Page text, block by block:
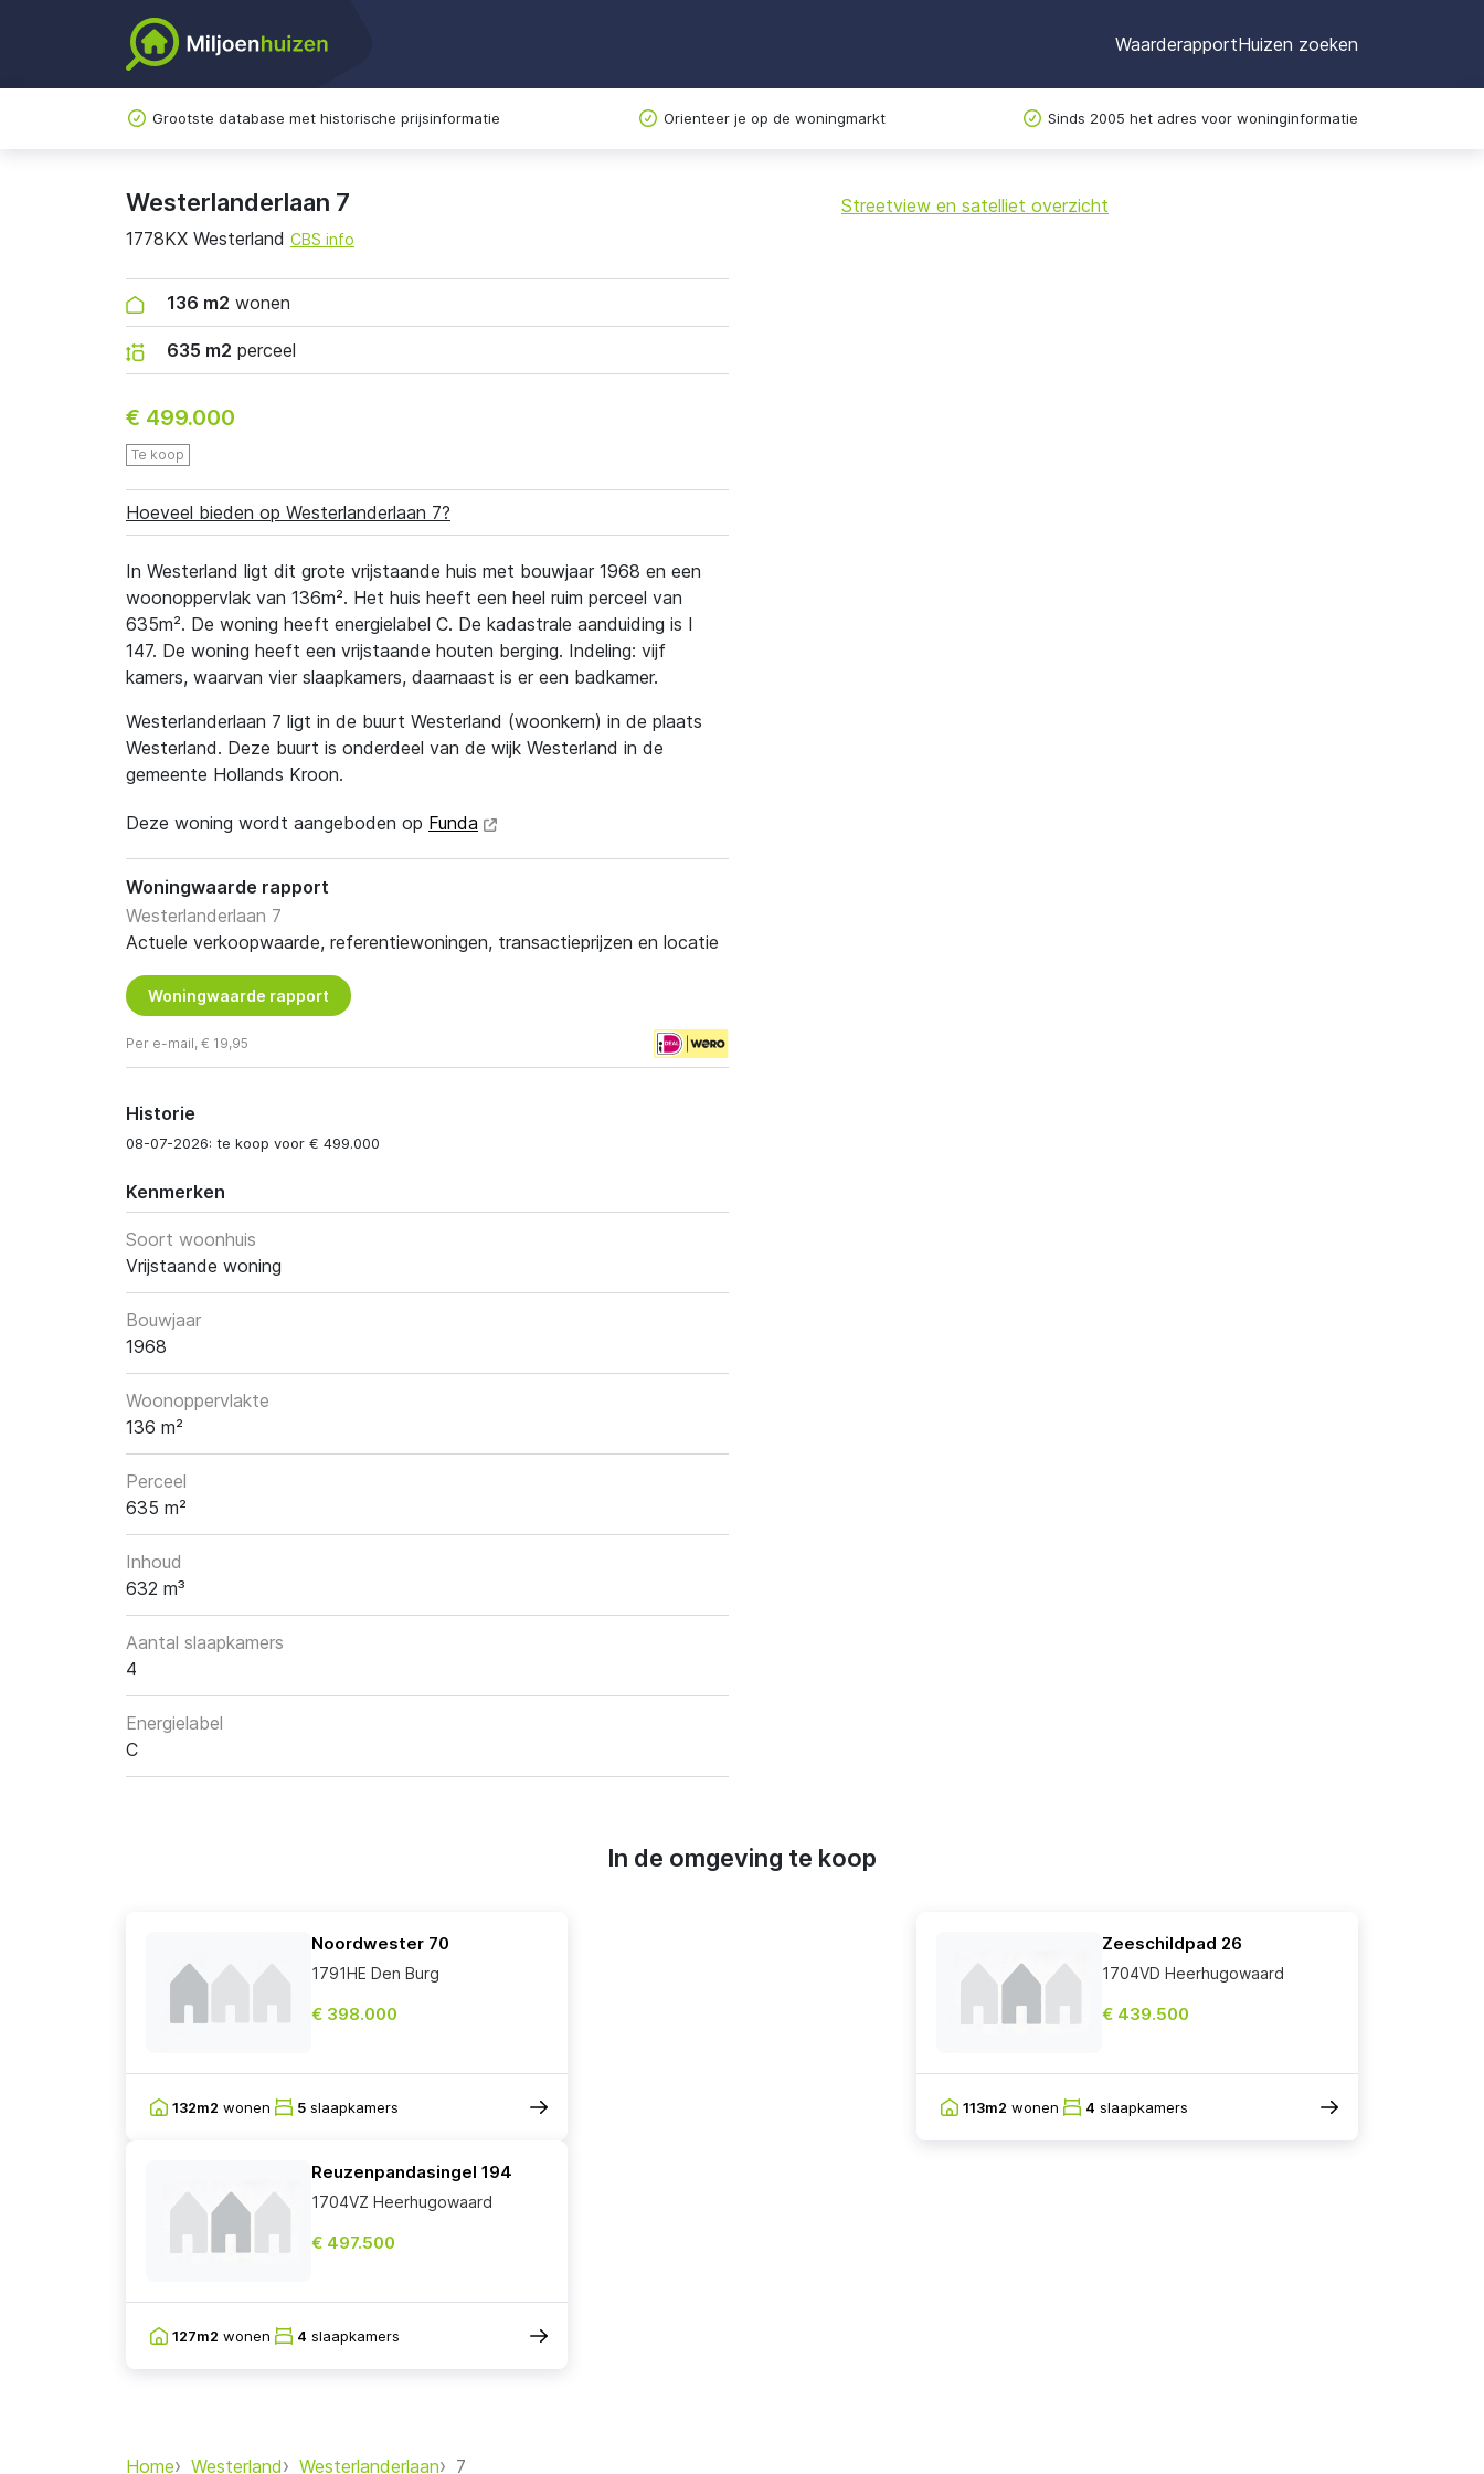
WaarderapportHuizen zoeken
Grootste database met historische prijsinformatie Orienteer je op de woningmarkt Sinds 2005 het adres voor woninginformatie
Westerlanderlaan 7
1778KX Westerland CBS info
136 m2 wonen
635 m2 perceel
€ 499.000
Te koop
Hoeveel bieden op Westerlanderlaan 7?
In Westerland ligt dit grote vrijstaande huis met bouwjaar 1968 en een
woonoppervlak van 136m². Het huis heeft een heel ruim perceel van
635m². De woning heeft energielabel C. De kadastrale aanduiding is I
147. De woning heeft een vrijstaande houten berging. Indeling: vijf
kamers, waarvan vier slaapkamers, daarnaast is er een badkamer.
Westerlanderlaan 7 ligt in de buurt Westerland (woonkern) in de plaats
Westerland. Deze buurt is onderdeel van de wijk Westerland in de
gemeente Hollands Kroon.
Deze woning wordt aangeboden op Funda
Woningwaarde rapport
Westerlanderlaan 7
Actuele verkoopwaarde, referentiewoningen, transactieprijzen en locatie
Woningwaarde rapport
Per e-mail, € 19,95
Historie
08-07-2026: te koop voor € 499.000
Kenmerken
Soort woonhuis
Vrijstaande woning
Bouwjaar
1968
Woonoppervlakte
136 m²
Perceel
635 m²
Inhoud
632 m³
Aantal slaapkamers
4
Energielabel
C
+
Streetview en satelliet overzicht
In de omgeving te koop
Noordwester 70
1791HE Den Burg
€ 398.000
132m2 wonen 5 slaapkamers
Zeeschildpad 26
1704VD Heerhugowaard
€ 439.500
113m2 wonen 4 slaapkamers
Reuzenpandasingel 194
1704VZ Heerhugowaard
€ 497.500
127m2 wonen 4 slaapkamers
Home Westerland Westerlanderlaan 7